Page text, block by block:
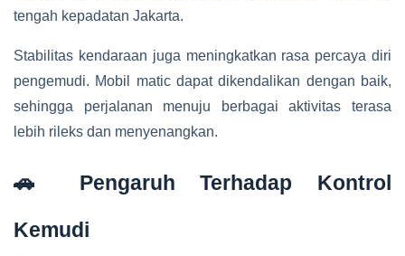
tengah kepadatan Jakarta.
Stabilitas kendaraan juga meningkatkan rasa percaya diri
pengemudi. Mobil matic dapat dikendalikan dengan baik,
sehingga perjalanan menuju berbagai aktivitas terasa
lebih rileks dan menyenangkan.
🚗 Pengaruh Terhadap Kontrol
Kemudi